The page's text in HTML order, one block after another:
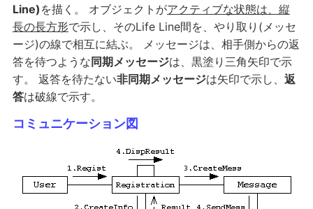
Line) を描く。 オブジェクトがアクティブな状態は、縦
長の長方形で示し、そのLife Line間を、やり取り(メッセ
ージ)の線で相互に結ぶ。 メッセージは、相手側からの返
答を待つような同期メッセージは、黒塗り三角矢印で示
す。 返答を待たない非同期メッセージは矢印で示し、 返
答は破線で示す。
コミュニケーション図